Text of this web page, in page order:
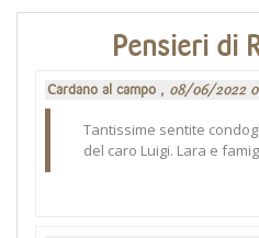
Pensieri di
Cardano al campo , 08/06/2022
Tantissime sentite
del caro Luigi. Lara e